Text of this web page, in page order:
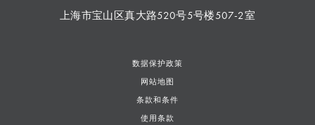
上海市宝山区真大路520号5号楼507-2室
数据保护政策
网站地图
条款和条件
使用条款